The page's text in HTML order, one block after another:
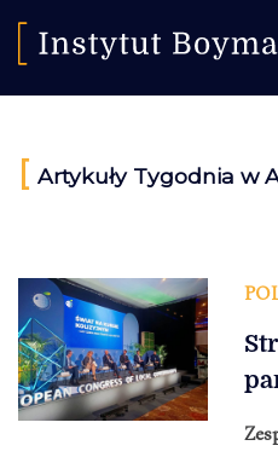
[ Artykuły Tygodnia w